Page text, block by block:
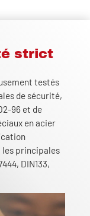
strict
testés
de sécurité,
96 et de
en acier
les principales
DIN133,